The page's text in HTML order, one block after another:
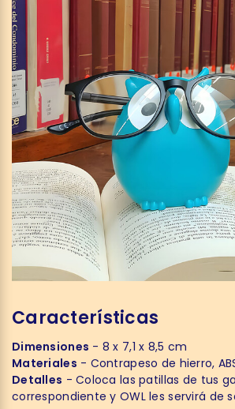
Características
Dimensiones - 8 x 7,1 x 8,5 cm
Materiales - Contrapeso de hierro,
Detalles - Coloca las patillas de tus
correspondiente y OWL les servirá de